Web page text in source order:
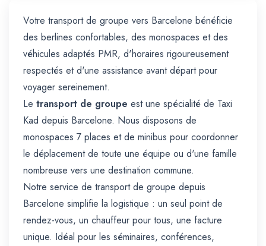
Votre transport de groupe vers Barcelone bénéficie
des berlines confortables, des monospaces et des
véhicules adaptés PMR, d'horaires rigoureusement
respectés et d'une assistance avant départ pour
voyager sereinement.
Le transport de groupe est une spécialité de Taxi
Kad depuis Barcelone. Nous disposons de
monospaces 7 places et de minibus pour coordonner
le déplacement de toute une équipe ou d'une famille
nombreuse vers une destination commune.
Notre service de transport de groupe depuis
Barcelone simplifie la logistique : un seul point de
rendez-vous, un chauffeur pour tous, une facture
unique. Idéal pour les séminaires, conférences,